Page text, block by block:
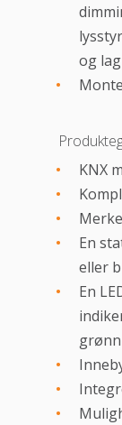
og
KNX
En
eller
En